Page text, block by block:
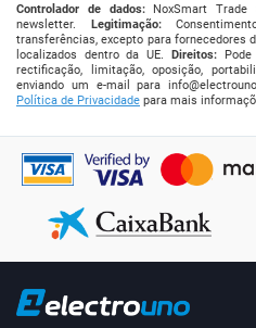
Controlador de dados:NoxSmart Trade
newsletter. Legitimação:
transferências, excepto para fornecedores
localizados dentro da UE. Direitos:Pode
rectificação, limitação, oposição,
enviando um e-mail para
Política de Privacidade para mais